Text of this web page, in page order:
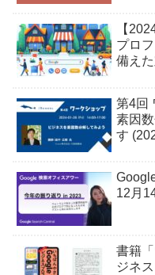
【
プロ
備え
第4回
素因
す
12月
書籍
ジネ